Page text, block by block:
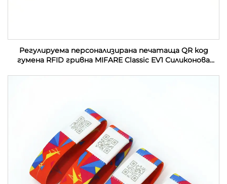
Регулируема персонализирана печатаща QR код
гумена RFID гривна MIFARE Classic EV1 Силиконова